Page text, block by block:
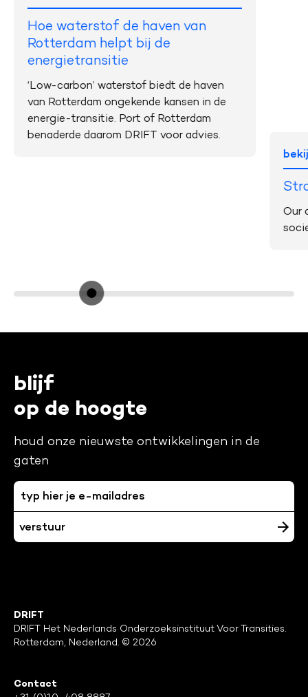
Hoe waterstof de haven van
Rotterdam helpt bij de
energietransitie
‘Low-carbon’ waterstof biedt de haven
van Rotterdam ongekende kansen in de
energie-transitie. Port of Rotterdam
benaderde daarom DRIFT voor advies.
Our
blijf
op de hoogte
houd onze nieuwste ontwikkelingen in de
gaten
DRIFT
DRIFT Het Nederlands Onderzoeksinstituut Voor Transities.
Rotterdam, Nederland. © 2026
Contact